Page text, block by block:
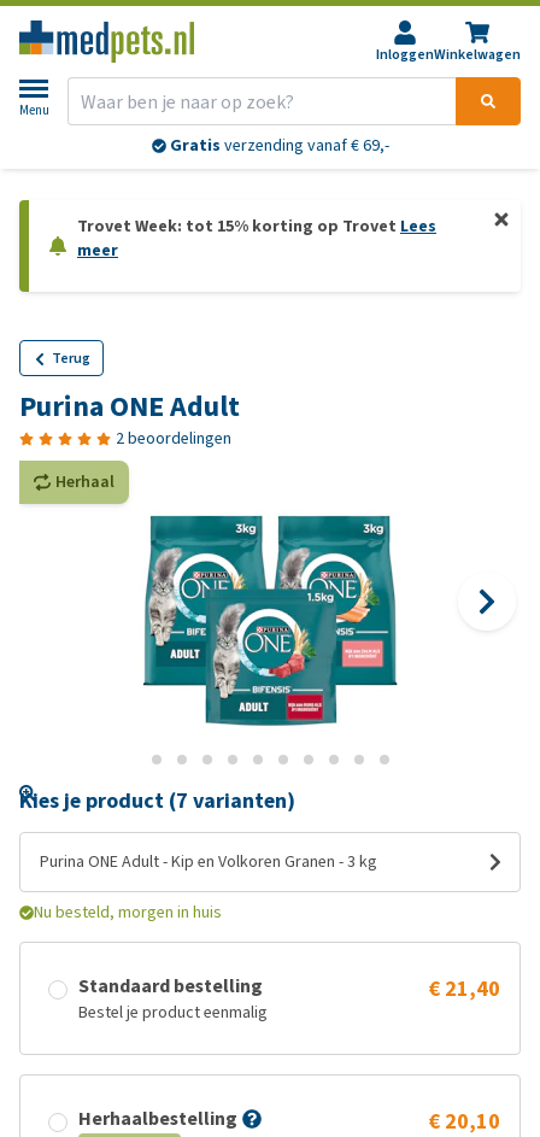
InloggenWinkelwagen
Menu
Gratis verzending vanaf € 69,-
Trovet Week: tot 15% korting op Trovet Lees
meer
Terug
Purina ONE Adult
2 beoordelingen
Herhaal
Kies je product (7 varianten)
Purina ONE Adult - Kip en Volkoren Granen - 3 kg
Nu besteld, morgen in huis
Standaard bestelling
Bestel je product eenmalig
€ 21,40
Herhaalbestelling € 20,10